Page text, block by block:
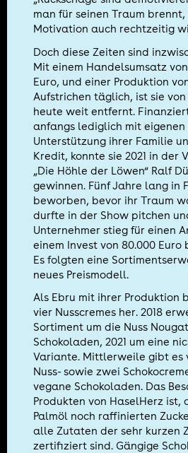
man für seinen Traum brennt,
Motivation auch rechtzeitig
Doch diese Zeiten sind
Mit einem Handelsumsatz
Euro, und einer Produktion
Aufstrichen täglich, ist sie
heute weit entfernt.
anfangs lediglich mit eigenen
Unterstützung ihrer Familie
Kredit, konnte sie 2021 in der
„Die Höhle der Löwen“ Ralf
gewinnen. Fünf Jahre lang in
beworben, bevor ihr Traum
durfte in der Show pitchen
Unternehmer stieg für einen
einem Invest von 80.000 Euro
Es folgten eine
neues Preismodell.
Als Ebru mit ihrer Produktion
vier Nusscremes her. 2018
Sortiment um die Nuss
Schokoladen, 2021 um eine
Variante. Mittlerweile gibt es
Nuss- sowie zwei
vegane Schokoladen. Das
Produkten von HaselHerz ist,
Palmöl noch raffinierten
alle Zutaten der sehr kurzen
zertifiziert sind. Gängige